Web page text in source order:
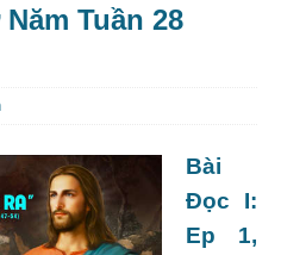
Tuần 28
Bài
Ðọc I:
Ep 1,